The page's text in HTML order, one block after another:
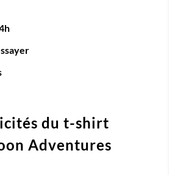
du t-shirt
Adventures